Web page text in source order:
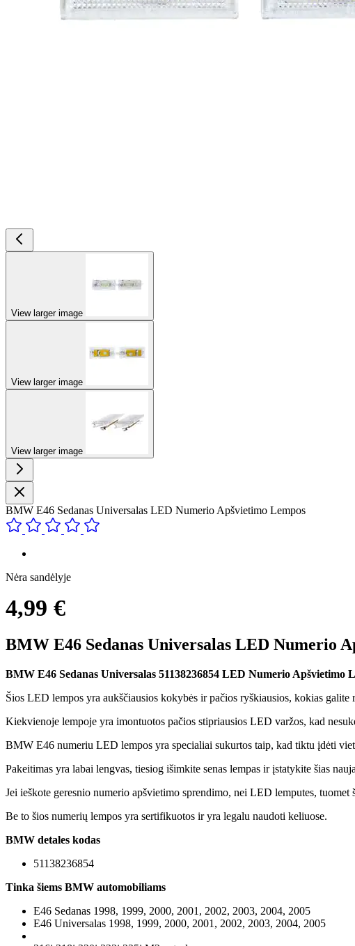
View larger image
View larger image
View larger image
BMW E46 Sedanas Universalas LED Numerio Apšvietimo Lempos
Nėra sandėlyje
4,99 €
BMW E46 Sedanas Universalas LED Numerio
BMW E46 Sedanas Universalas 51138236854 LED Numerio Apšvietimo
Šios LED lempos yra aukščiausios kokybės ir pačios ryškiausios, kokias
Kiekvienoje lempoje yra imontuotos pačios stipriausios LED varžos, kad
BMW E46 numeriu LED lempos yra specialiai sukurtos taip, kad tiktu įdėti
Pakeitimas yra labai lengvas, tiesiog išimkite senas lempas ir įstatykite šias
Jei ieškote geresnio numerio apšvietimo sprendimo, nei LED lemputes, tuomet
Be to šios numerių lempos yra sertifikuotos ir yra legalu naudoti keliuose.
BMW detales kodas
51138236854
Tinka šiems BMW automobiliams
E46 Sedanas 1998, 1999, 2000, 2001, 2002, 2003, 2004, 2005
E46 Universalas 1998, 1999, 2000, 2001, 2002, 2003, 2004, 2005